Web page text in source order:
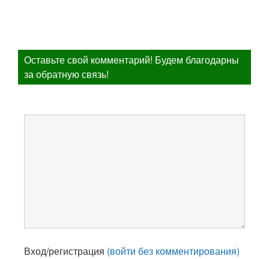
Оставьте свой комментарий! Будем благодарны
за обратную связь!
Вход/регистрация (войти без комментирования)